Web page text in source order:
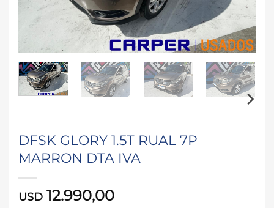
DFSK GLORY 1.5T RUAL 7P
MARRON DTA IVA
USD 12.990,00